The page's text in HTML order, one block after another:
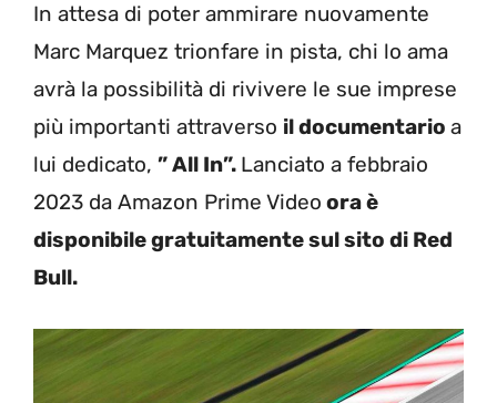
In attesa di poter ammirare nuovamente
Marc Marquez trionfare in pista, chi lo ama
avrà la possibilità di rivivere le sue imprese
più importanti attraverso il documentario a
lui dedicato, ” All In”. Lanciato a febbraio
2023 da Amazon Prime Video ora è
disponibile gratuitamente sul sito di Red
Bull.